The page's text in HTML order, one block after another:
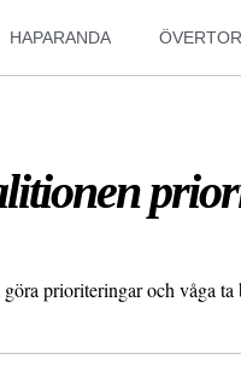
HAPARANDA
prioriteringar och våga